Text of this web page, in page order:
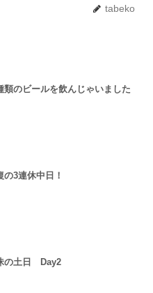
tabeko
類のビールを飲んじゃいました
の3連休中日！
の土日 Day2